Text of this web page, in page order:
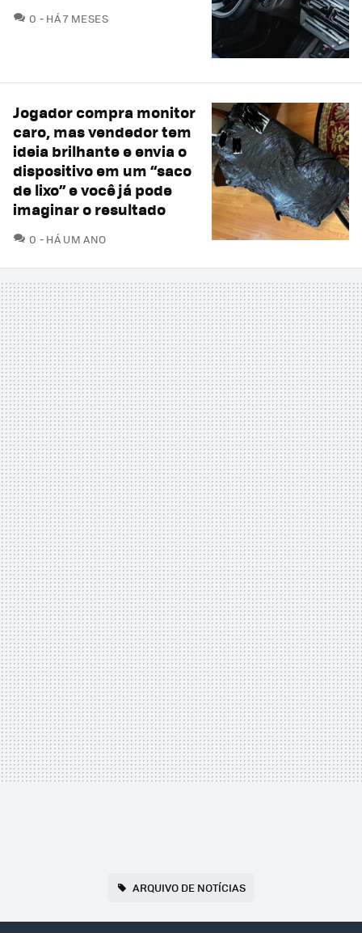
0 COMENTÁRIOS
HÁ 7 MESES
Jogador compra monitor
caro, mas vendedor tem
ideia brilhante e envia o
dispositivo em um “saco
de lixo” e você já pode
imaginar o resultado
0 COMENTÁRIOS
HÁ UM ANO
ARQUIVO DE NOTÍCIAS